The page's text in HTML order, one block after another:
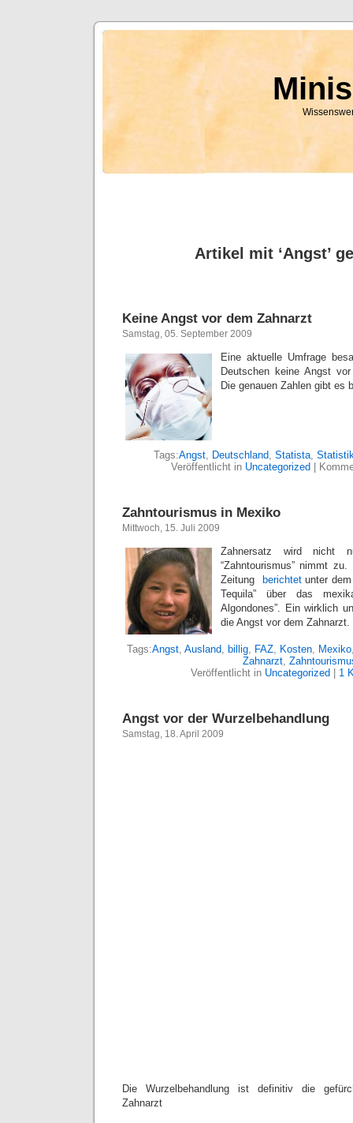
Artikel mit ‘Angst’
Keine Angst vor dem Zahnarzt
Samstag, 05. September 2009
Eine aktuelle Umfrage
Deutschen keine Angst
Die genauen Zahlen gibt es
Tags:Angst, Deutschland, Statista,
Veröffentlicht in Uncategorized
Zahntourismus in Mexiko
Mittwoch, 15. Juli 2009
Zahnersatz wird nicht
“Zahntourismus” nimmt
Zeitung
berichtetunter dem
Tequila” über das
Algondones”. Ein wirklich
die Angst vor dem Zahnarzt.
Tags:Angst, Ausland, billig, FAZ, Kosten, Mexiko
Zahnarzt,
Veröffentlicht in Uncategorized 1
Angst vor der Wurzelbehandlung
Samstag, 18. April 2009
Die Wurzelbehandlung ist definitiv die
Zahnarzt